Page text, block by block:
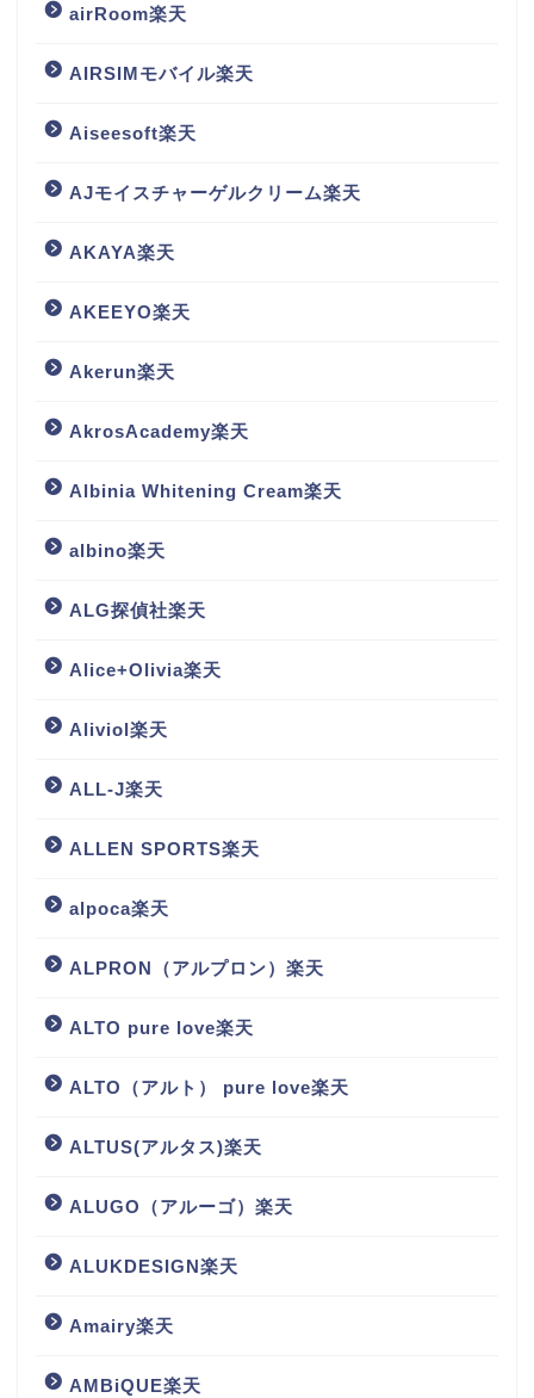
airRoom楽天
AIRSIMモバイル楽天
Aiseesoft楽天
AJモイスチャーゲルクリーム楽天
AKAYA楽天
AKEEYO楽天
Akerun楽天
AkrosAcademy楽天
Albinia Whitening Cream楽天
albino楽天
ALG探偵社楽天
Alice+Olivia楽天
Aliviol楽天
ALL-J楽天
ALLEN SPORTS楽天
alpoca楽天
ALPRON（アルプロン）楽天
ALTO pure love楽天
ALTO（アルト） pure love楽天
ALTUS(アルタス)楽天
ALUGO（アルーゴ）楽天
ALUKDESIGN楽天
Amairy楽天
AMBiQUE楽天